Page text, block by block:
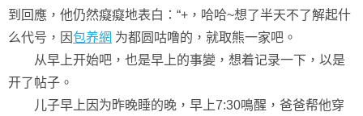
到回應，他仍然癡癡地表白：“+，哈哈~想了半天不了解起什
么代号，因包养網 为都圆咕噜的，就取熊一家吧。
从早上开始吧，也是早上的事變，想着记录一下，以是
开了帖子。
儿子早上因为昨晚睡的晚，早上7:30鳴醒，爸爸帮他穿